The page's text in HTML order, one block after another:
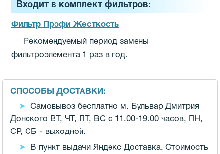
Входит в комплект фильтров:
Фильтр Профи Жесткость
Рекомендуемый период замены
фильтроэлемента 1 раз в год.
СПОСОБЫ ДОСТАВКИ:
Самовывоз бесплатно м. Бульвар Дмитрия
Донского ВТ, ЧТ, ПТ, ВС с 11.00-19.00 часов, ПН,
СР, СБ - выходной.
В пункт выдачи Яндекс Доставка. Стоимость